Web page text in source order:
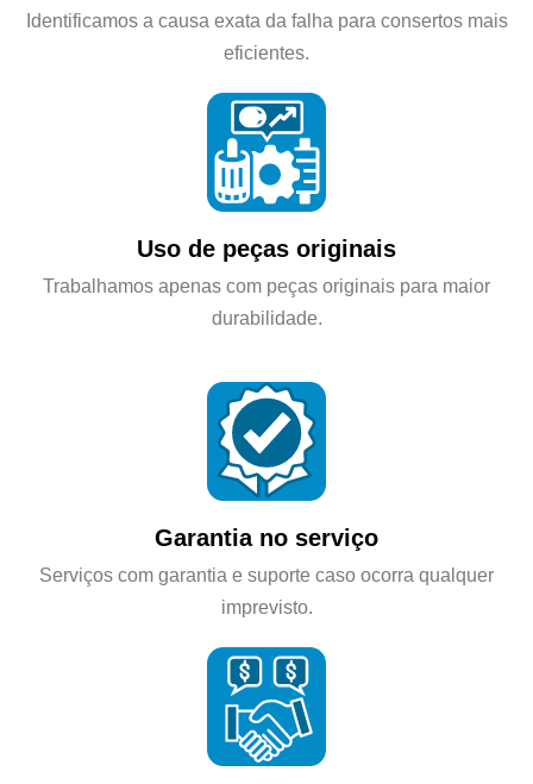
Identificamos a causa exata da falha para consertos mais
eficientes.
Uso de peças originais
Trabalhamos apenas com peças originais para maior
durabilidade.
Garantia no serviço
Serviços com garantia e suporte caso ocorra qualquer
imprevisto.